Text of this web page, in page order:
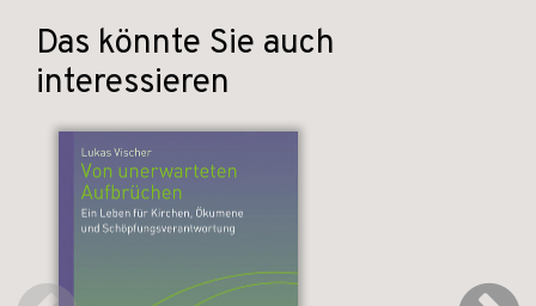
Das könnte Sie auch
interessieren